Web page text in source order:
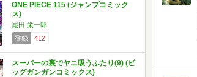
ONE PIECE 115 (ジャンプコミック
ス)
尾田 栄一郎
登録
412
スーパーの裏でヤニ吸うふたり(9) (ビ
ッグガンガンコミックス)